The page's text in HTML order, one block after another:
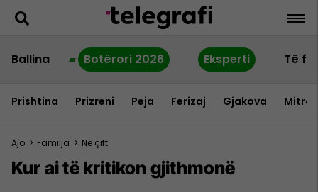
Ballina Botërori 2026 Eksperti Të
Prishtina Prizreni Peja Ferizaj Gjakova
Ajo > Familja > Në çift
Kur ai të kritikon gjithmonë